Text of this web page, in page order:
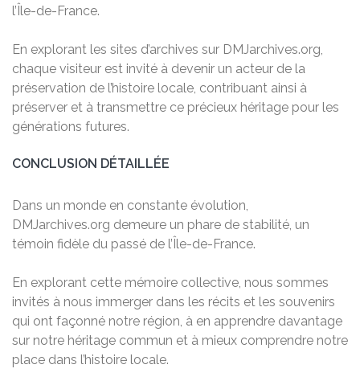
l’Île-de-France.
En explorant les sites d’archives sur DMJarchives.org,
chaque visiteur est invité à devenir un acteur de la
préservation de l’histoire locale, contribuant ainsi à
préserver et à transmettre ce précieux héritage pour les
générations futures.
CONCLUSION DÉTAILLÉE
Dans un monde en constante évolution,
DMJarchives.org demeure un phare de stabilité, un
témoin fidèle du passé de l’Île-de-France.
En explorant cette mémoire collective, nous sommes
invités à nous immerger dans les récits et les souvenirs
qui ont façonné notre région, à en apprendre davantage
sur notre héritage commun et à mieux comprendre notre
place dans l’histoire locale.